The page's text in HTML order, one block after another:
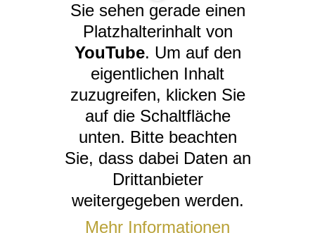
Sie sehen gerade einen
Platzhalterinhalt von
YouTube. Um auf den
eigentlichen Inhalt
zuzugreifen, klicken Sie
auf die Schaltfläche
unten. Bitte beachten
Sie, dass dabei Daten an
Drittanbieter
weitergegeben werden.
Mehr Informationen